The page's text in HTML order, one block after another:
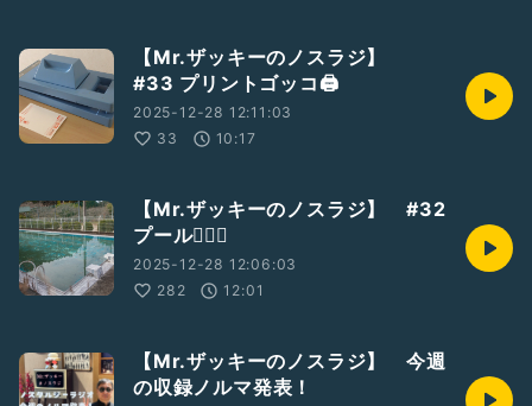
【Mr.ザッキーのノスラジ】
#33 プリントゴッコ🖨️
2025-12-28 12:11:03
33
10:17
【Mr.ザッキーのノスラジ】 #32
プール🏊🏻‍♀️
2025-12-28 12:06:03
282
12:01
【Mr.ザッキーのノスラジ】 今週
の収録ノルマ発表！